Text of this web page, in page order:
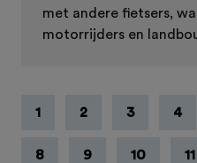
met andere fietsers,
motorrijders en
1 2 3 4
8 9 10 11